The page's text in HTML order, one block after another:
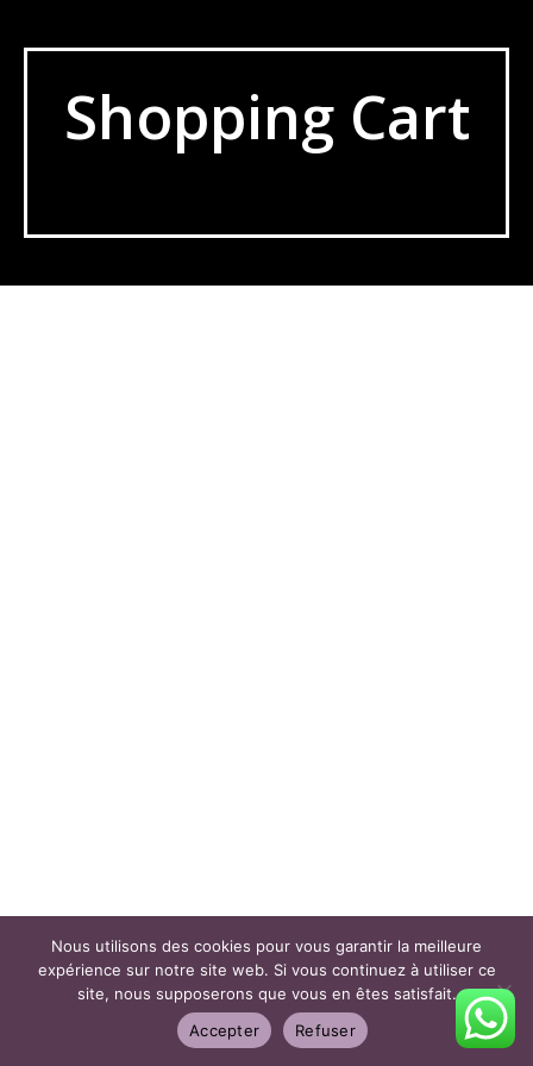
contenuShopping Cart
Nous utilisons des cookies pour vous garantir la meilleure
expérience sur notre site web. Si vous continuez à utiliser ce
site, nous supposerons que vous en êtes satisfait.
Accepter
Refuser